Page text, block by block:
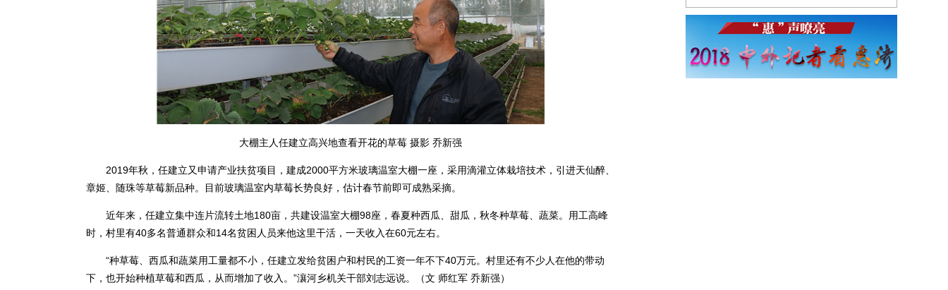
大棚主人任建立高兴地查看开花的草莓 摄影 乔新强
2019年秋，任建立又申请产业扶贫项目，建成2000平方米玻璃温室大棚一座，采用滴灌立体栽培技术，引进天仙醉、
章姬、随珠等草莓新品种。目前玻璃温室内草莓长势良好，估计春节前即可成熟采摘。
近年来，任建立集中连片流转土地180亩，共建设温室大棚98座，春夏种西瓜、甜瓜，秋冬种草莓、蔬菜。用工高峰
时，村里有40多名普通群众和14名贫困人员来他这里干活，一天收入在60元左右。
“种草莓、西瓜和蔬菜用工量都不小，任建立发给贫困户和村民的工资一年不下40万元。村里还有不少人在他的带动
下，也开始种植草莓和西瓜，从而增加了收入。”瀼河乡机关干部刘志远说。（文 师红军 乔新强）